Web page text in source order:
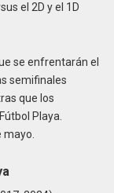
el 2D y el 1D
se enfrentarán el
semifinales
que los
Playa.